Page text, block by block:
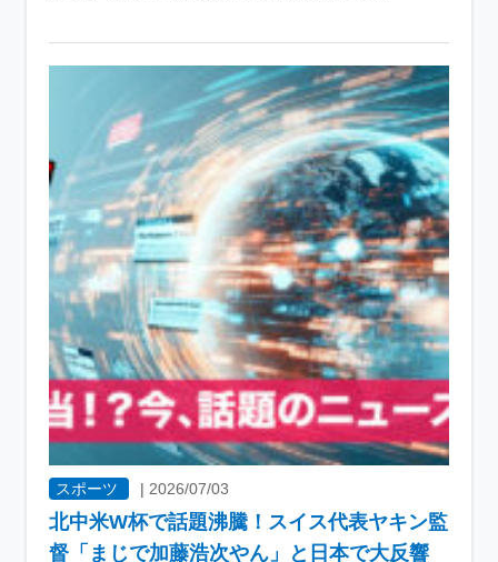
スポーツ | 2026/07/03
北中米W杯で話題沸騰！スイス代表ヤキン監
督「まじで加藤浩次やん」と日本で大反響